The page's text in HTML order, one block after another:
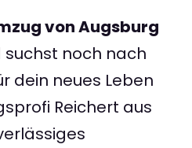
von Augsburg
suchst noch nach
dein neues Leben
Reichert aus